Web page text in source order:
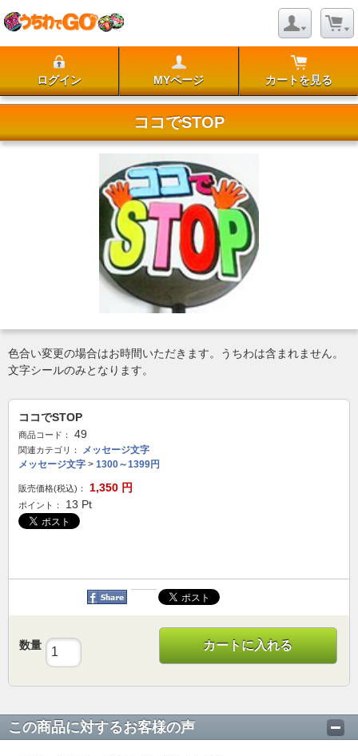
ログイン MYページ カートを見る
ココでSTOP
色合い変更の場合はお時間いただきます。うちわは含まれません。
文字シールのみとなります。
ココでSTOP
商品コード： 49
関連カテゴリ：
メッセージ文字
メッセージ文字 > 1300～1399円
販売価格(税込)： 1,350 円
ポイント： 13 Pt
数量 カートに入れる
この商品に対するお客様の声